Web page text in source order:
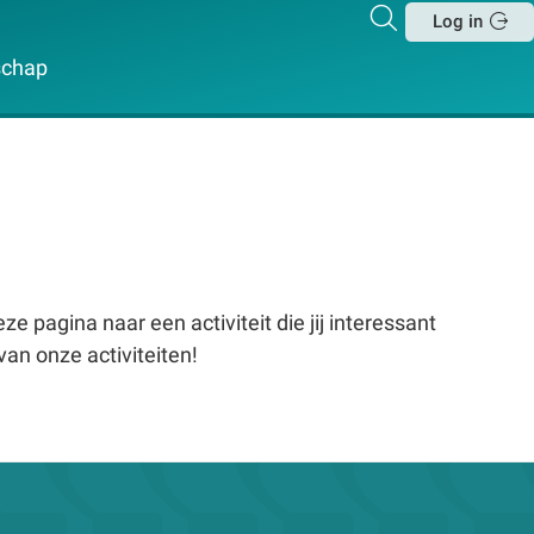
Zoeken
Log in
pagina naar een activiteit die jij interessant
onze activiteiten!